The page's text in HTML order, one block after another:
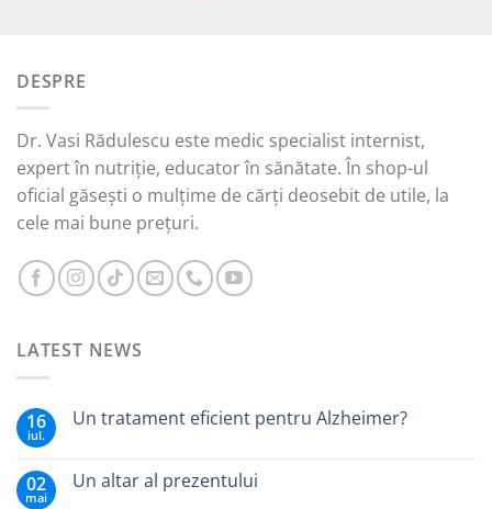
DESPRE
Dr. Vasi Rădulescu este medic specialist internist,
expert în nutriție, educator în sănătate. În shop-ul
oficial găsești o mulțime de cărți deosebit de utile, la
cele mai bune prețuri.
LATEST NEWS
16
iul.
Un tratament eficient pentru Alzheimer?
02
mai
Un altar al prezentului